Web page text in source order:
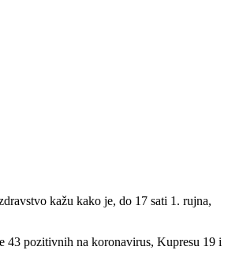
kažu kako je, do 17 sati 1. rujna,
43 pozitivnih na koronavirus, Kupresu 19 i